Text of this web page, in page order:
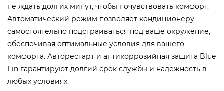
не ждать долгих минут, чтобы почувствовать комфорт.
Автоматический режим позволяет кондиционеру
самостоятельно подстраиваться под ваше окружение,
обеспечивая оптимальные условия для вашего
комфорта. Авторестарт и антикоррозийная защита Blue
Fin гарантируют долгий срок службы и надежность в
любых условиях.